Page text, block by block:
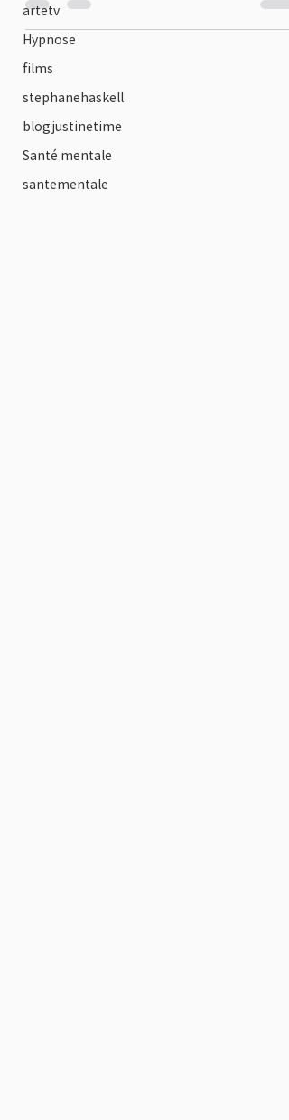
artetv
Hypnose
films
stephanehaskell
blogjustinetime
Santé mentale
santementale